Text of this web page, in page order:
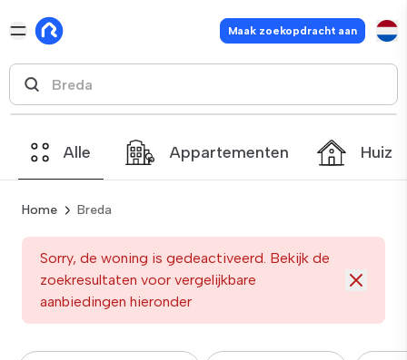
Maak zoekopdracht aan
Alle Appartementen
Home Breda
Sorry, de woning is gedeactiveerd. Bekijk de
zoekresultaten voor vergelijkbare
aanbiedingen hieronder